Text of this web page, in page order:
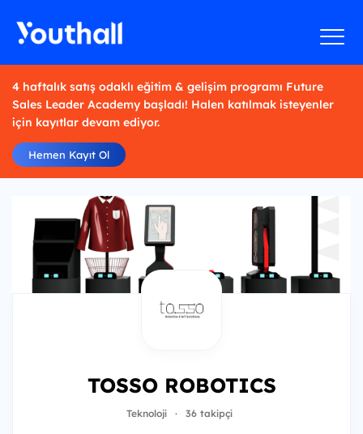
4 haftalık satış odaklı eğitim & gelişim programı Future
Sales Leader Academy başladı! Halen katılmak isteyenler
için kayıtlar devam ediyor.
Hemen Kayıt Ol
TOSSO ROBOTICS
Teknoloji · 36 takipçi